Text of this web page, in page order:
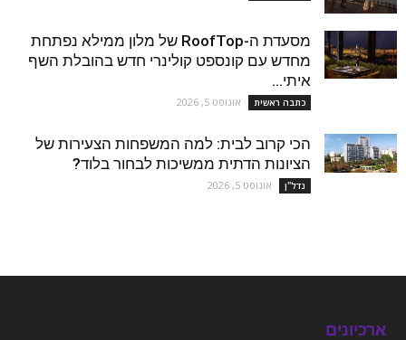
מסעדת ה-RoofTop של מלון ממילא נפתחת
מחדש עם קונספט קולינרי חדש בהובלת השף
איתי...
כתבה ראשית אוגוסט 5, 2026
הכי קרוב לבית: למה המשפחות הצעירות של
הציונות הדתית ממשיכות לבחור בלוד?
נדל''ן אוגוסט 5, 2026
ארכיונים